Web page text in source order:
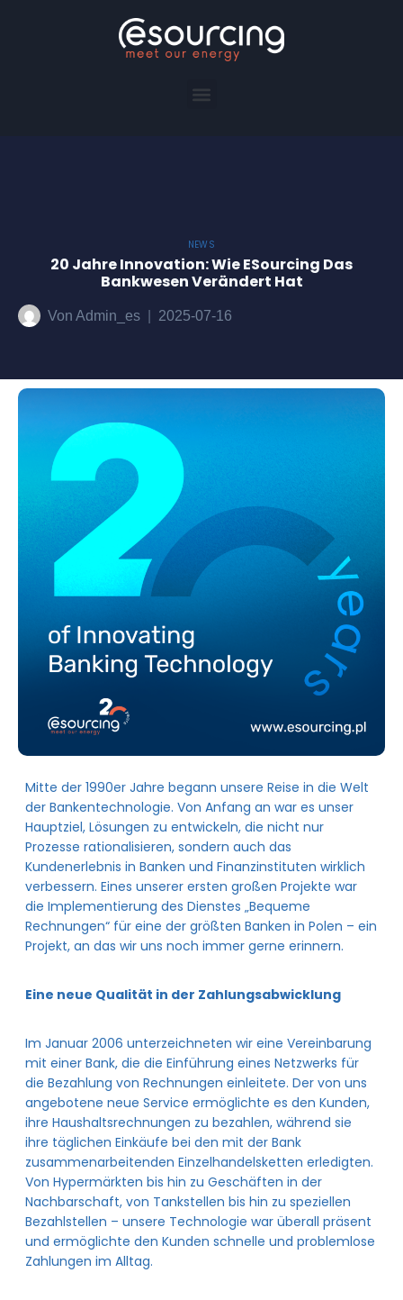
NEWS
20 Jahre Innovation: Wie ESourcing Das
Bankwesen Verändert Hat
Von Admin_es 2025-07-16
Mitte der 1990er Jahre begann unsere Reise in die Welt
der Bankentechnologie. Von Anfang an war es unser
Hauptziel, Lösungen zu entwickeln, die nicht nur
Prozesse rationalisieren, sondern auch das
Kundenerlebnis in Banken und Finanzinstituten wirklich
verbessern. Eines unserer ersten großen Projekte war
die Implementierung des Dienstes „Bequeme
Rechnungen“ für eine der größten Banken in Polen – ein
Projekt, an das wir uns noch immer gerne erinnern.
Eine neue Qualität in der Zahlungsabwicklung
Im Januar 2006 unterzeichneten wir eine Vereinbarung
mit einer Bank, die die Einführung eines Netzwerks für
die Bezahlung von Rechnungen einleitete. Der von uns
angebotene neue Service ermöglichte es den Kunden,
ihre Haushaltsrechnungen zu bezahlen, während sie
ihre täglichen Einkäufe bei den mit der Bank
zusammenarbeitenden Einzelhandelsketten erledigten.
Von Hypermärkten bis hin zu Geschäften in der
Nachbarschaft, von Tankstellen bis hin zu speziellen
Bezahlstellen – unsere Technologie war überall präsent
und ermöglichte den Kunden schnelle und problemlose
Zahlungen im Alltag.